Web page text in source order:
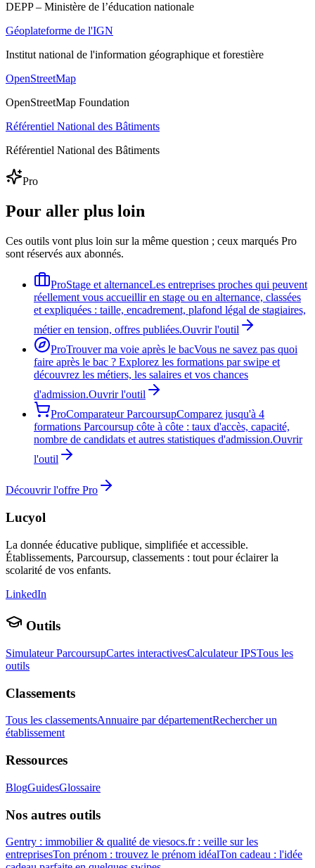
DEPP – Ministère de l’éducation nationale
Géoplateforme de l'IGN
Institut national de l'information géographique et forestière
OpenStreetMap
OpenStreetMap Foundation
Référentiel National des Bâtiments
Référentiel National des Bâtiments
Pro
Pour aller plus loin
Ces outils vont plus loin sur la même question ; ceux marqués Pro
sont réservés aux abonnés.
ProStage et alternanceLes entreprises proches qui peuvent
réellement vous accueillir en stage ou en alternance, classées
et expliquées : taille, encadrement, plafond légal de stagiaires,
métier en tension, offres publiées.Ouvrir l'outil
ProTrouver ma voie après le bacVous ne savez pas quoi
faire après le bac ? Explorez les formations par swipe et
découvrez les métiers, les salaires et vos chances
d'admission.Ouvrir l'outil
ProComparateur ParcoursupComparez jusqu'à 4
formations Parcoursup côte à côte : taux d'accès, capacité,
nombre de candidats et autres statistiques d'admission.Ouvrir
l'outil
Découvrir l'offre Pro
Lucyol
La donnée éducative publique, simplifiée et accessible.
Établissements, Parcoursup, classements : tout pour éclairer la
scolarité de vos enfants.
LinkedIn
Outils
Simulateur ParcoursupCartes interactivesCalculateur IPSTous les
outils
Classements
Tous les classementsAnnuaire par départementRechercher un
établissement
Ressources
BlogGuidesGlossaire
Nos autres outils
Gentry : immobilier & qualité de viesocs.fr : veille sur les
entreprisesTon prénom : trouvez le prénom idéalTon cadeau : l'idée